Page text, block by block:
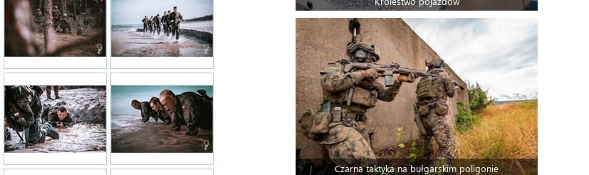
Czarna taktyka na bułgarskim poligonie